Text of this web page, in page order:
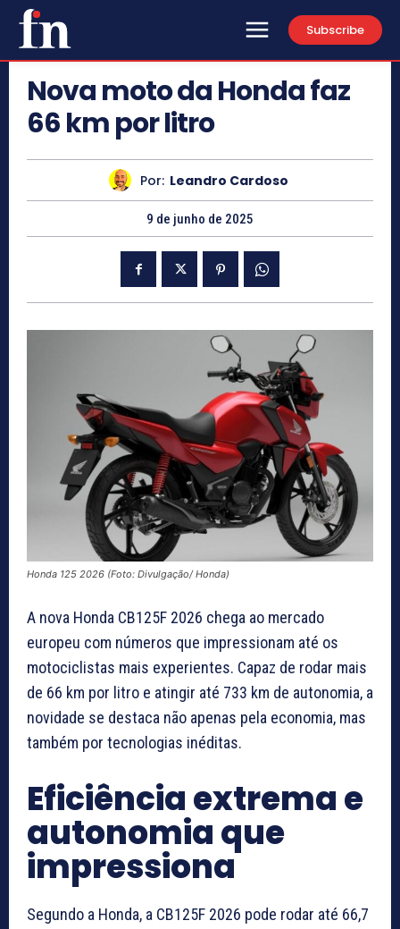
Subscribe
Nova moto da Honda faz
66 km por litro
Por: Leandro Cardoso
9 de junho de 2025
Honda 125 2026 (Foto: Divulgação/ Honda)
A nova Honda CB125F 2026 chega ao mercado
europeu com números que impressionam até os
motociclistas mais experientes. Capaz de rodar mais
de 66 km por litro e atingir até 733 km de autonomia, a
novidade se destaca não apenas pela economia, mas
também por tecnologias inéditas.
Eficiência extrema e
autonomia que
impressiona
Segundo a Honda, a CB125F 2026 pode rodar até 66,7